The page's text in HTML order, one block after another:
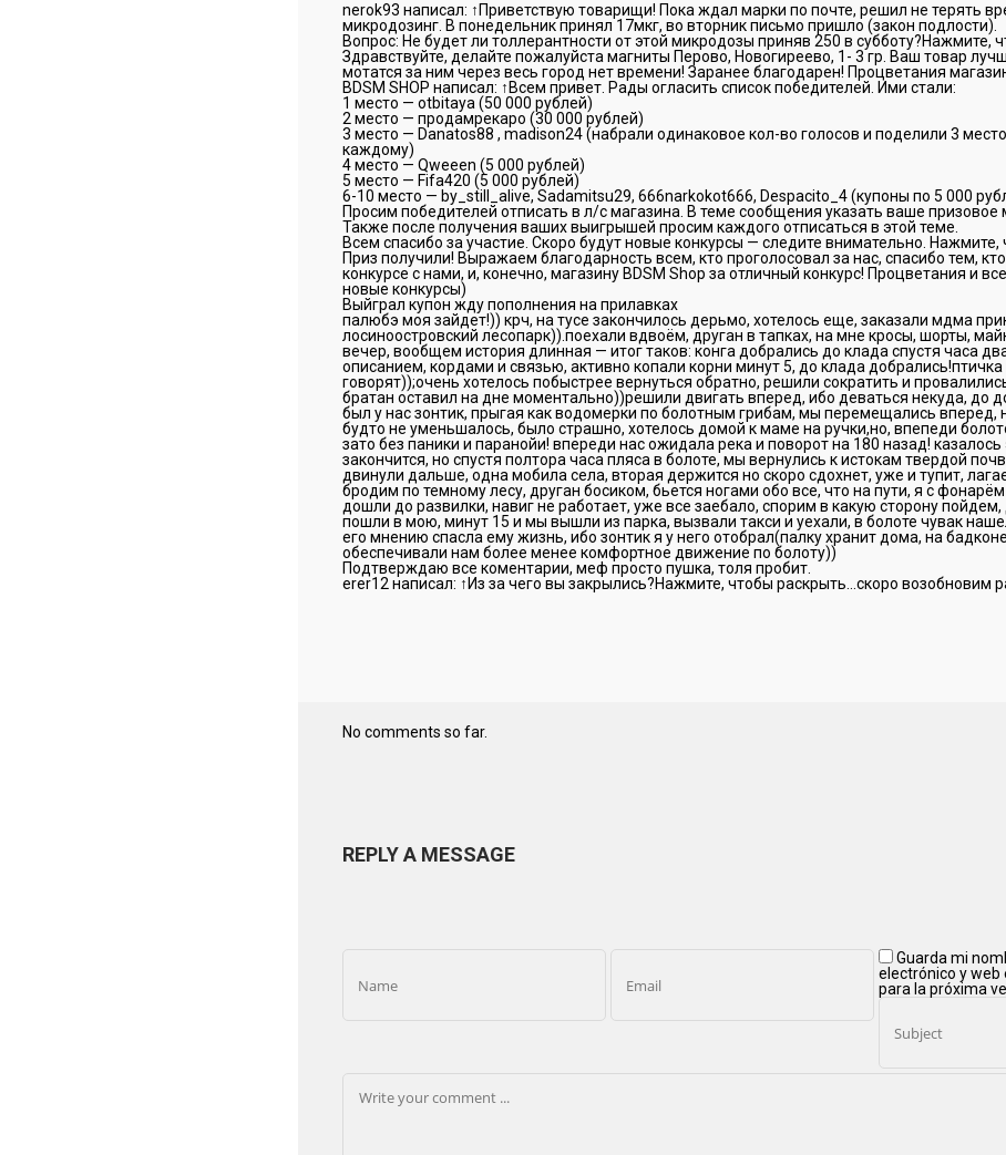
nerok93 написал: ↑Приветствую товарищи! Пока ждал марки по почте, решил не терять
микродозинг. В понедельник принял 17мкг, во вторник письмо пришло (закон подлости).
Вопрос: Не будет ли толлерантности от этой микродозы приняв 250 в субботу?Нажмите,
Здравствуйте, делайте пожалуйста магниты Перово, Новогиреево, 1- 3 гр. Ваш товар
мотатся за ним через весь город нет времени! Заранее благодарен! Процветания
BDSM SHOP написал: ↑Всем привет. Рады огласить список победителей. Ими стали:
1 место — otbitaya (50 000 рублей)
2 место — продамрекаро (30 000 рублей)
3 место — Danatos88 , madison24 (набрали одинаковое кол-во голосов и поделили 3
каждому)
4 место — Qweeen (5 000 рублей)
5 место — Fifa420 (5 000 рублей)
6-10 место — by_still_alive, Sadamitsu29, 666narkokot666, Despacito_4 (купоны по 5 000
Просим победителей отписать в л/с магазина. В теме сообщения указать ваше призовое
Также после получения ваших выигрышей просим каждого отписаться в этой теме.
Всем спасибо за участие. Скоро будут новые конкурсы — следите внимательно. Нажмите,
Приз получили! Выражаем благодарность всем, кто проголосовал за нас, спасибо тем,
конкурсе с нами, и, конечно, магазину BDSM Shop за отличный конкурс! Процветания и
новые конкурсы)
Выйграл купон жду пополнения на прилавках
палюбэ моя зайдет!)) крч, на тусе закончилось дерьмо, хотелось еще, заказали мдма
лосиноостровский лесопарк)).поехали вдвоём, друган в тапках, на мне кросы, шорты,
вечер, вообщем история длинная — итог таков: конга добрались до клада спустя часа
описанием, кордами и связью, активно копали корни минут 5, до клада добрались!птичка
говорят));очень хотелось побыстрее вернуться обратно, решили сократить и
братан оставил на дне моментально))решили двигать вперед, ибо деваться некуда, до
был у нас зонтик, прыгая как водомерки по болотным грибам, мы перемещались вперед,
будто не уменьшалось, было страшно, хотелось домой к маме на ручки,но, впепеди
зато без паники и паранойи! впереди нас ожидала река и поворот на 180 назад! казалось
закончится, но спустя полтора часа пляса в болоте, мы вернулись к истокам твердой
двинули дальше, одна мобила села, вторая держится но скоро сдохнет, уже и тупит,
бродим по темному лесу, друган босиком, бьется ногами обо все, что на пути, я с
дошли до развилки, навиг не работает, уже все заебало, спорим в какую сторону пойдем,
пошли в мою, минут 15 и мы вышли из парка, вызвали такси и уехали, в болоте чувак
его мнению спасла ему жизнь, ибо зонтик я у него отобрал(палку хранит дома, на
обеспечивали нам более менее комфортное движение по болоту))
Подтверждаю все коментарии, меф просто пушка, толя пробит.
erer12 написал: ↑Из за чего вы закрылись?Нажмите, чтобы раскрыть…скоро возобновим
No comments so far.
REPLY A MESSAGE
Guarda mi
electrónico y web
para la próxima